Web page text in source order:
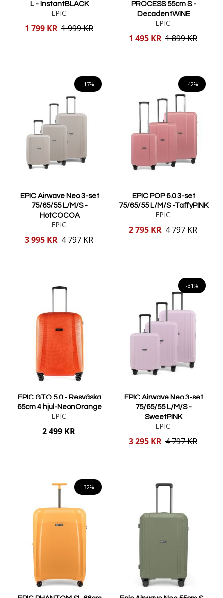
L - InstantBLACK
EPIC
Reducerat
1 799 KR 1 999 KR
PROCESS 55cm S -
DecadentWINE
EPIC
Reducerat
1 495 KR 1 899 KR
-17%
EPIC Airwave Neo 3-set
75/65/55 L/M/S -
HotCOCOA
EPIC
Reducerat
3 995 KR 4 797 KR
-42%
EPIC POP 6.0 3-set
75/65/55 L/M/S -TaffyPINK
EPIC
Reducerat
2 795 KR 4 797 KR
EPIC GTO 5.0 - Resväska
65cm 4 hjul-NeonOrange
EPIC
2 499 KR
-31%
EPIC Airwave Neo 3-set
75/65/55 L/M/S -
SweetPINK
EPIC
Reducerat
3 295 KR 4 797 KR
-32%